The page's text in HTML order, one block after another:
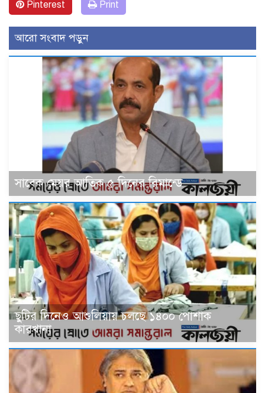
Pinterest Print
আরো সংবাদ পড়ুন
সাবেক মেয়র আতিক ৫ দিনের রিমান্ডে
ছুটির দিনেও আশুলিয়ায় চলছে ১৪০০ পোশাক
কারখানা